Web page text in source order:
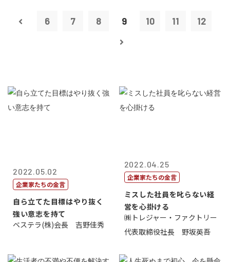
6 7 8 9 10 11 12
2022.05.02
企業家たちの金言
自ら立てた目標はやり抜く
強い意志を持て
ベステラ(株)会長 吉野佳秀
2022.04.25
企業家たちの金言
ミスした社員を叱らない経
営を心掛ける
㈱トレジャー・ファクトリー
代表取締役社長 野坂英吾